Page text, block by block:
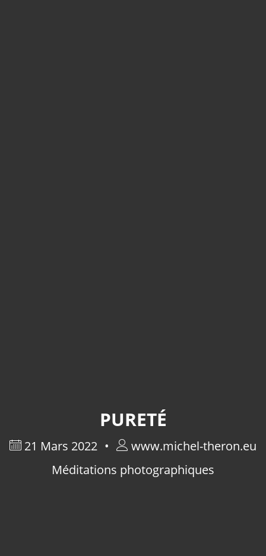
PURETÉ
21 Mars 2022
www.michel-theron.eu
Méditations photographiques